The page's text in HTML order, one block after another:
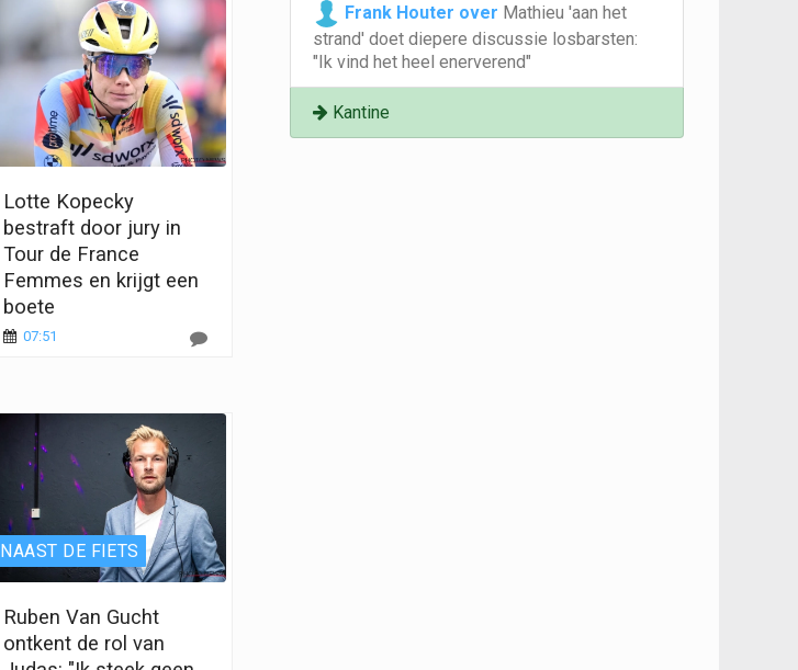
Lotte Kopecky
bestraft door jury in
Tour de France
Femmes en krijgt een
boete
07:51
NAAST DE FIETS
Ruben Van Gucht
ontkent de rol van
Frank Houter over Mathieu 'aan het
strand' doet diepere discussie losbarsten:
"Ik vind het heel enerverend"
Kantine